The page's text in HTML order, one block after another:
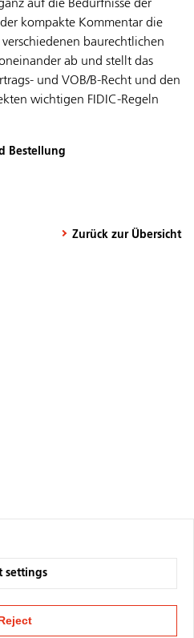
auf die Bedürfnisse der
kompakte Kommentar die
baurechtlichen
ab und stellt das
und VOB/B-Recht und den
wichtigen FIDIC-Regeln
Bestellung
Zurück zur Übersicht
settings